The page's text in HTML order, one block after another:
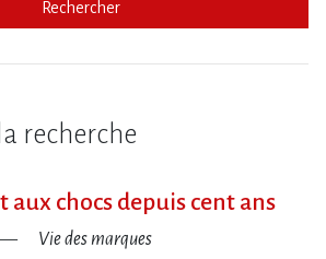
Rechercher
recherche
aux chocs depuis cent ans
Vie des marques